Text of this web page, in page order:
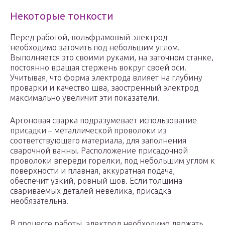
Некоторые тонкости
Перед работой, вольфрамовый электрод
необходимо заточить под небольшим углом.
Выполняется это своими руками, на заточном станке,
постоянно вращая стержень вокруг своей оси.
Учитывая, что форма электрода влияет на глубину
проварки и качество шва, заостренный электрод
максимально увеличит эти показатели.
Аргоновая сварка подразумевает использование
присадки – металлической проволоки из
соответствующего материала, для заполнения
сварочной ванны. Расположение присадочной
проволоки впереди горелки, под небольшим углом к
поверхности и плавная, аккуратная подача,
обеспечит узкий, ровный шов. Если толщина
свариваемых деталей невелика, присадка
необязательна.